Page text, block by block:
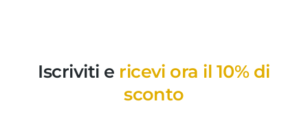
Iscriviti e ricevi ora il 10% di
sconto